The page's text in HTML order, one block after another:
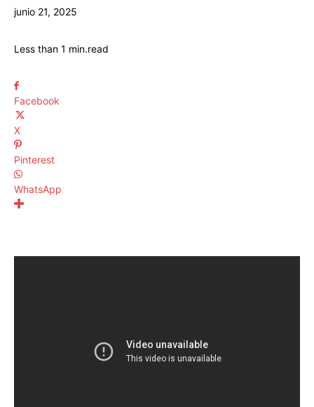
junio 21, 2025
Less than 1 min.read
Facebook
X
Pinterest
WhatsApp